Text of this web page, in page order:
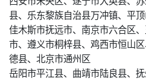
县、乐东黎族自治县万冲镇、平
佳木斯市抚远市、南京市六合区
市、遵义市桐梓县、鸡西市恒山
德县、北京市通州区
岳阳市平江县、曲靖市陆良县、